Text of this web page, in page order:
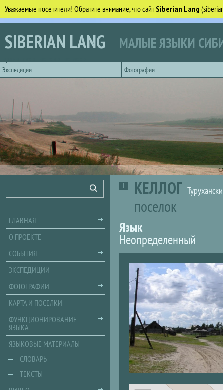
Уважаемые посетители! Обратите внимание, что сайтSiberian Lang
Перейти к основному содержанию
SIBERIAN LANG МАЛЫЕ ЯЗЫКИ
Экспедиции
Фотографии
КЕЛЛОГ
поселок
Язык
Неопределенный
Поиск
ГЛАВНАЯ
О ПРОЕКТЕ
СОБЫТИЯ
ЭКСПЕДИЦИИ
ФОТОГРАФИИ
КАРТА И ПОСЕЛКИ
ФУНКЦИОНИРОВАНИЕ
ЯЗЫКА
ЯЗЫКОВЫЕ МАТЕРИАЛЫ
СЛОВАРЬ
ТЕКСТЫ